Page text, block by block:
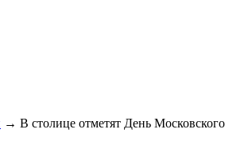
→ В столице отметят День Московского